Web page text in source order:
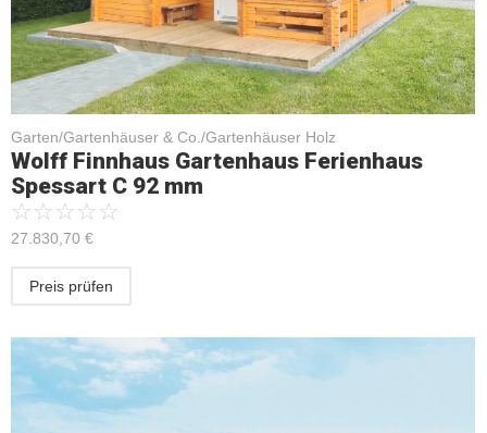
Garten/Gartenhäuser & Co./Gartenhäuser Holz
Wolff Finnhaus Gartenhaus Ferienhaus
Spessart C 92 mm
☆☆☆☆☆
27.830,70 €
Preis prüfen